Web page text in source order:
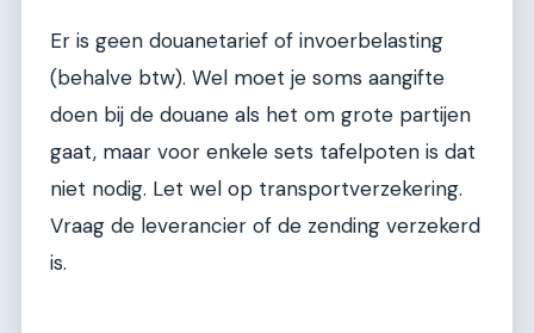
Er is geen douanetarief of invoerbelasting
(behalve btw). Wel moet je soms aangifte
doen bij de douane als het om grote partijen
gaat, maar voor enkele sets tafelpoten is dat
niet nodig. Let wel op transportverzekering.
Vraag de leverancier of de zending verzekerd
is.